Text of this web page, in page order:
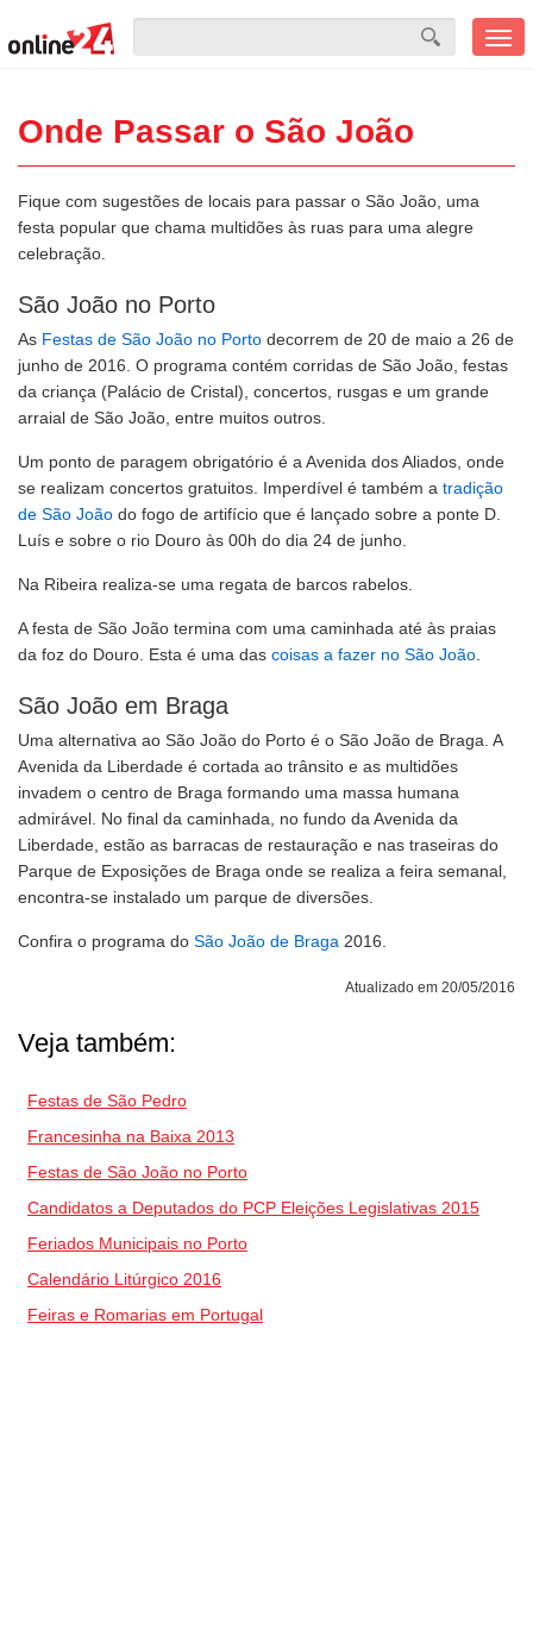
Onde Passar o São João
Fique com sugestões de locais para passar o São João, uma
festa popular que chama multidões às ruas para uma alegre
celebração.
São João no Porto
As Festas de São João no Porto decorrem de 20 de maio a 26 de
junho de 2016. O programa contém corridas de São João, festas
da criança (Palácio de Cristal), concertos, rusgas e um grande
arraial de São João, entre muitos outros.
Um ponto de paragem obrigatório é a Avenida dos Aliados, onde
se realizam concertos gratuitos. Imperdível é também a tradição
de São João do fogo de artifício que é lançado sobre a ponte D.
Luís e sobre o rio Douro às 00h do dia 24 de junho.
Na Ribeira realiza-se uma regata de barcos rabelos.
A festa de São João termina com uma caminhada até às praias
da foz do Douro. Esta é uma das coisas a fazer no São João
São João em Braga
Uma alternativa ao São João do Porto é o São João de Braga. A
Avenida da Liberdade é cortada ao trânsito e as multidões
invadem o centro de Braga formando uma massa humana
admirável. No final da caminhada, no fundo da Avenida da
Liberdade, estão as barracas de restauração e nas traseiras do
Parque de Exposições de Braga onde se realiza a feira semanal,
encontra-se instalado um parque de diversões.
Confira o programa do São João de Braga 2016.
Atualizado em 20/05/2016
Veja também:
Festas de São Pedro
Francesinha na Baixa 2013
Festas de São João no Porto
Candidatos a Deputados do PCP Eleições Legislativas 2015
Feriados Municipais no Porto
Calendário Litúrgico 2016
Feiras e Romarias em Portugal